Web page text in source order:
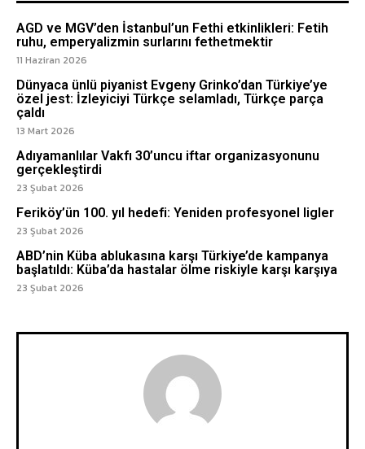
AGD ve MGV’den İstanbul’un Fethi etkinlikleri: Fetih
ruhu, emperyalizmin surlarını fethetmektir
11 Haziran 2026
Dünyaca ünlü piyanist Evgeny Grinko’dan Türkiye’ye
özel jest: İzleyiciyi Türkçe selamladı, Türkçe parça
çaldı
13 Mart 2026
Adıyamanlılar Vakfı 30’uncu iftar organizasyonunu
gerçekleştirdi
23 Şubat 2026
Feriköy’ün 100. yıl hedefi: Yeniden profesyonel ligler
23 Şubat 2026
ABD’nin Küba ablukasına karşı Türkiye’de kampanya
başlatıldı: Küba’da hastalar ölme riskiyle karşı karşıya
23 Şubat 2026